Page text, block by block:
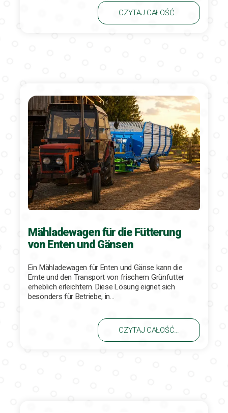
CZYTAJ CAŁOŚĆ…
Mähladewagen für die Fütterung
von Enten und Gänsen
Ein Mähladewagen für Enten und Gänse kann die
Ernte und den Transport von frischem Grünfutter
erheblich erleichtern. Diese Lösung eignet sich
besonders für Betriebe, in…
CZYTAJ CAŁOŚĆ…